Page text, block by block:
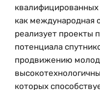
как международная
реализует проекты
потенциала
продвижению
которых